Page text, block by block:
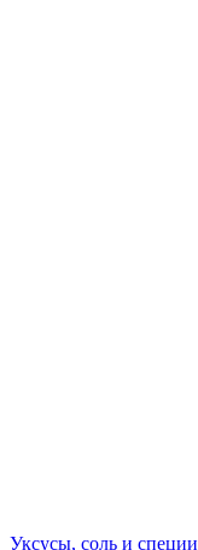
Уксусы, соль и специи